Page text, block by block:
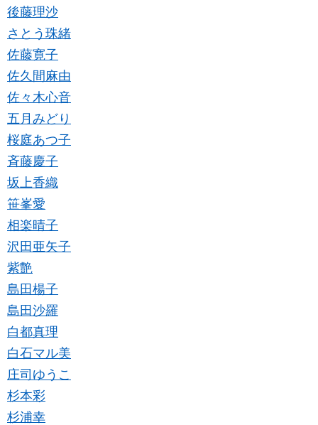
後藤理沙
さとう珠緒
佐藤寛子
佐久間麻由
佐々木心音
五月みどり
桜庭あつ子
斉藤慶子
坂上香織
笹峯愛
相楽晴子
沢田亜矢子
紫艶
島田楊子
島田沙羅
白都真理
白石マル美
庄司ゆうこ
杉本彩
杉浦幸